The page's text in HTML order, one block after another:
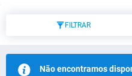
FILTRAR
Não encontramos